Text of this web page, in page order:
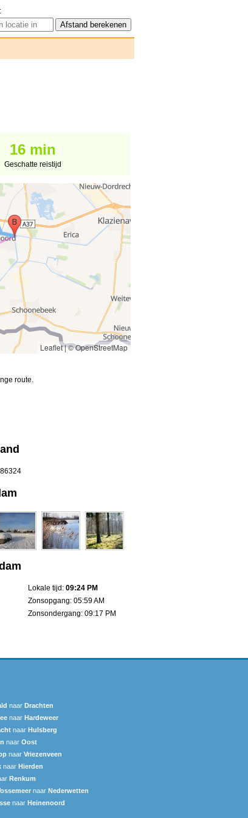
16 min
Geschatte reistijd
Leaflet|© OpenStreetMap
route.
Lokale tijd: 09:24 PM
Zonsopgang: 05:59 AM
Zonsondergang: 09:17 PM
naar Drachten
naar Hardeweer
naar Hulsberg
naar Oost
naar Vriezenveen
naar Hierden
Renkum
naar Nederwetten
naar Heinenoord